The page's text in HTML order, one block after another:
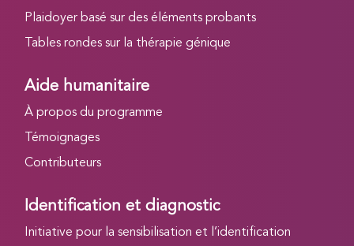
Plaidoyer basé sur des éléments probants
Tables rondes sur la thérapie génique
Aide humanitaire
À propos du programme
Témoignages
Contributeurs
Identification et diagnostic
Initiative pour la sensibilisation et l’identification